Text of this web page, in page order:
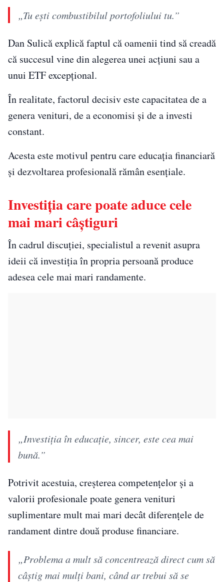
„Tu ești combustibilul portofoliului tu.”
Dan Sulică explică faptul că oamenii tind să creadă
că succesul vine din alegerea unei acțiuni sau a
unui ETF excepțional.
În realitate, factorul decisiv este capacitatea de a
genera venituri, de a economisi și de a investi
constant.
Acesta este motivul pentru care educația financiară
și dezvoltarea profesională rămân esențiale.
Investiția care poate aduce cele
mai mari câștiguri
În cadrul discuției, specialistul a revenit asupra
ideii că investiția în propria persoană produce
adesea cele mai mari randamente.
„Investiția în educație, sincer, este cea mai
bună.”
Potrivit acestuia, creșterea competențelor și a
valorii profesionale poate genera venituri
suplimentare mult mai mari decât diferențele de
randament dintre două produse financiare.
„Problema a mult să concentrează direct cum să
câștig mai mulți bani, când ar trebui să se